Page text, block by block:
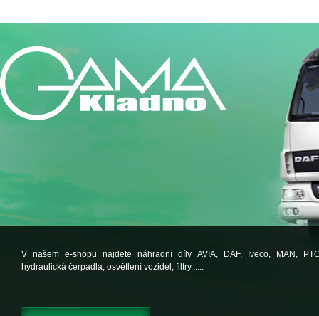
V našem e-shopu najdete náhradní díly AVIA, DAF, Iveco, MAN,
hydraulická čerpadla, osvětlení vozidel, filtry......